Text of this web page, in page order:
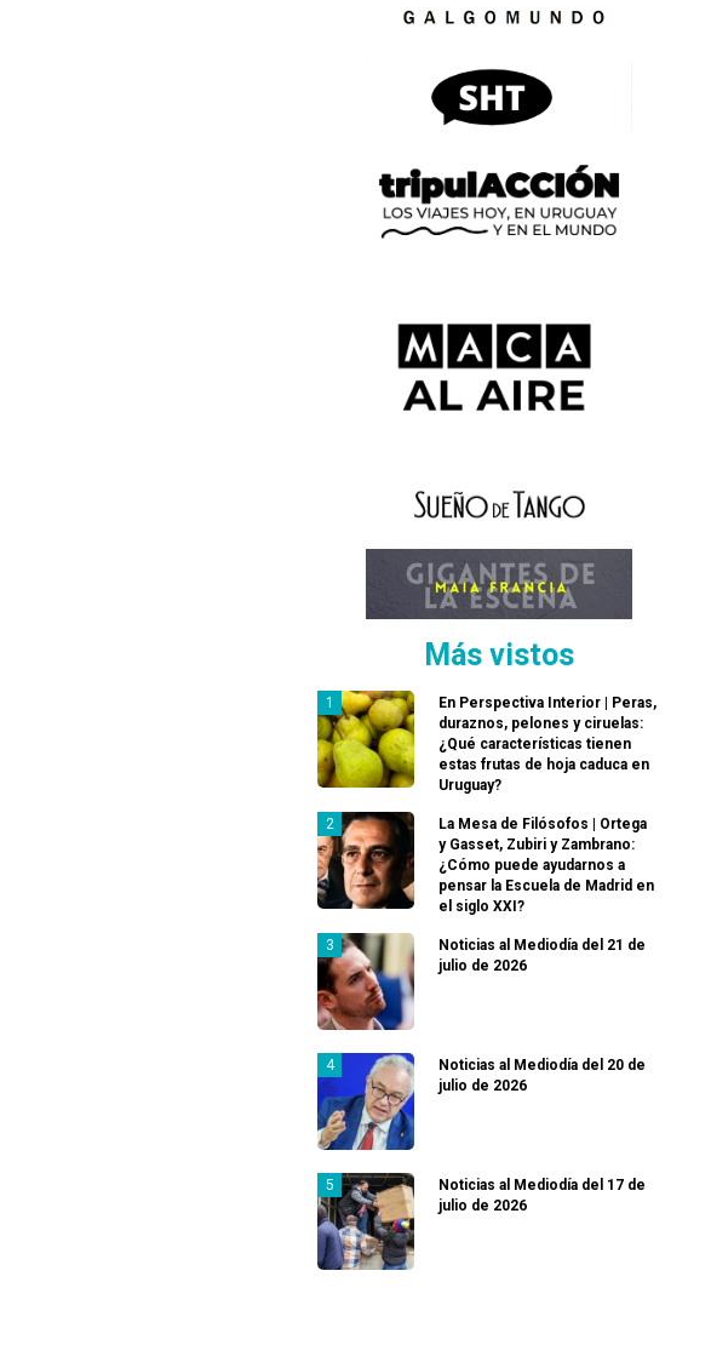
Más vistos
En Perspectiva Interior | Peras,
duraznos, pelones y ciruelas:
¿Qué características tienen
estas frutas de hoja caduca en
Uruguay?
La Mesa de Filósofos | Ortega
y Gasset, Zubiri y Zambrano:
¿Cómo puede ayudarnos a
pensar la Escuela de Madrid en
el siglo XXI?
Noticias al Mediodía del 21 de
julio de 2026
Noticias al Mediodía del 20 de
julio de 2026
Noticias al Mediodía del 17 de
julio de 2026